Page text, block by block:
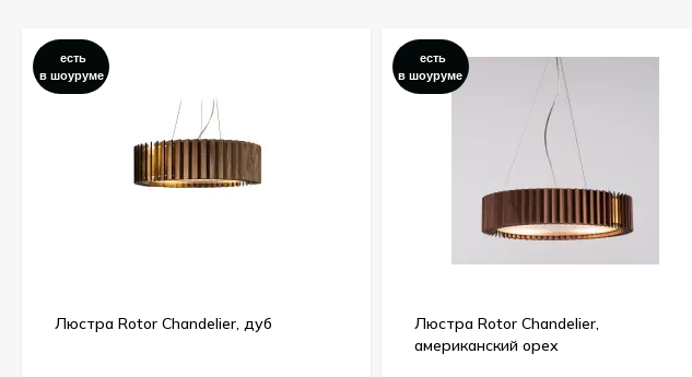
есть
в шоуруме
Люстра Rotor Chandelier, дуб
есть
в шоуруме
Люстра Rotor Chandelier,
американский орех